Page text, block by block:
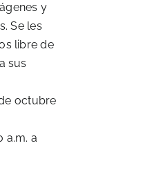
y
Se les
libre de
sus
octubre
a.m. a